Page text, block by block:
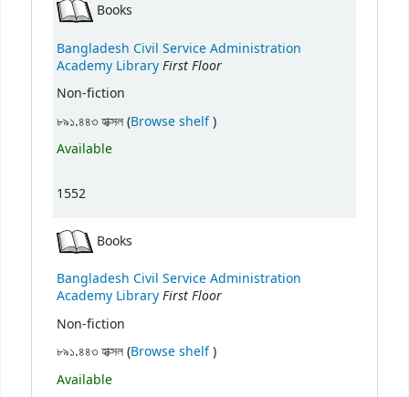
Books
Bangladesh Civil Service Administration
Academy LibraryFirst Floor
Non-fiction
৮৯১.৪৪৩ হাক্সল (Browse shelf(Opens below)
)
Available
1552
Books
Bangladesh Civil Service Administration
Academy LibraryFirst Floor
Non-fiction
৮৯১.৪৪৩ হাক্সল (Browse shelf(Opens below)
)
Available